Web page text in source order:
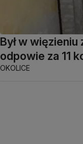
Był w
odpowie za 11
OKOLICE